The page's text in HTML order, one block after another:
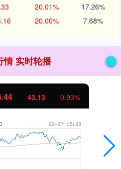
20.01% 17.26%
20.00% 7.68%
情 实时轮播
11.37 1.01%